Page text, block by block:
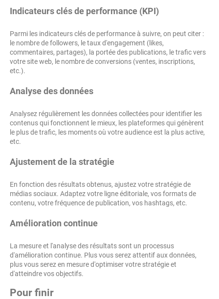
Indicateurs clés de performance (KPI)
Parmi les indicateurs clés de performance à suivre, on peut citer :
le nombre de followers, le taux d'engagement (likes,
commentaires, partages), la portée des publications, le trafic vers
votre site web, le nombre de conversions (ventes, inscriptions,
etc.).
Analyse des données
Analysez régulièrement les données collectées pour identifier les
contenus qui fonctionnent le mieux, les plateformes qui génèrent
le plus de trafic, les moments où votre audience est la plus active,
etc.
Ajustement de la stratégie
En fonction des résultats obtenus, ajustez votre stratégie de
médias sociaux. Adaptez votre ligne éditoriale, vos formats de
contenu, votre fréquence de publication, vos hashtags, etc.
Amélioration continue
La mesure et l'analyse des résultats sont un processus
d'amélioration continue. Plus vous serez attentif aux données,
plus vous serez en mesure d'optimiser votre stratégie et
d'atteindre vos objectifs.
Pour finir